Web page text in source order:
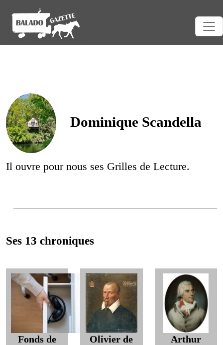
Dominique Scandella
Il ouvre pour nous ses Grilles de Lecture.
Ses 13 chroniques
Fonds de
Olivier de
Arthur